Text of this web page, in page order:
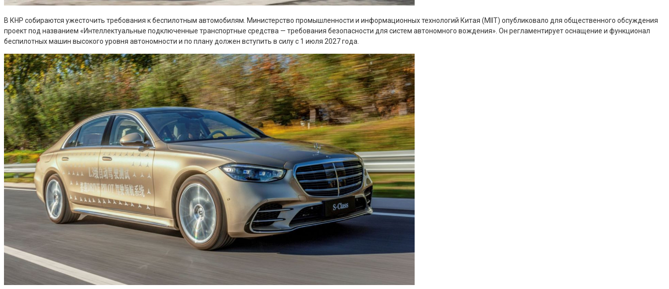
В КНР собираются ужесточить требования к беспилотным автомобилям. Министерство промышленности и информационных технологий Китая (MIIT) опубликовало для общественного обсуждения
проект под названием «Интеллектуальные подключенные транспортные средства — требования безопасности для систем автономного вождения». Он регламентирует оснащение и функционал
беспилотных машин высокого уровня автономности и по плану должен вступить в силу с 1 июля 2027 года.